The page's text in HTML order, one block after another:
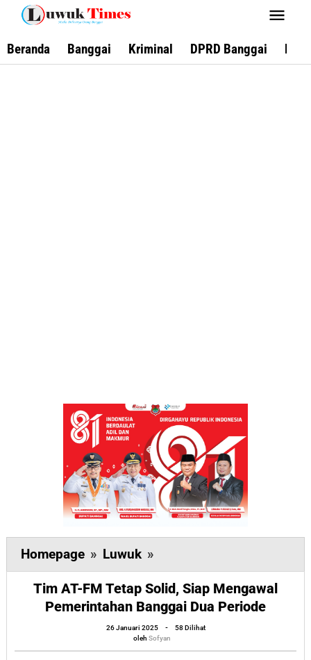
Lewati
konten
Beranda Banggai Kriminal DPRD Banggai
Homepage » Luwuk »
AT-
FM
Tetap
Solid,
Siap
Tim AT-FM Tetap Solid, Siap Mengawal
Pemerintahan Banggai Dua Periode
26 Januari 2025
oleh
Sofyan
-
58 Dilihat
oleh Sofyan